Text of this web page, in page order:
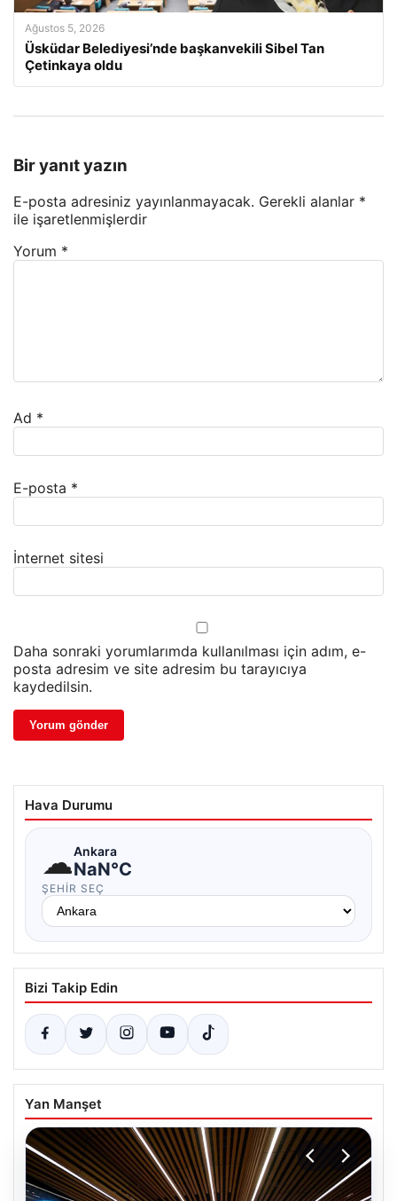
Ağustos 5, 2026
Üsküdar Belediyesi’nde başkanvekili Sibel Tan
Çetinkaya oldu
Bir yanıt yazın
E-posta adresiniz yayınlanmayacak. Gerekli alanlar *
ile işaretlenmişlerdir
Yorum *
Ad *
E-posta *
İnternet sitesi
Daha sonraki yorumlarımda kullanılması için adım, e-
posta adresim ve site adresim bu tarayıcıya
kaydedilsin.
Hava Durumu
☁Ankara
NaN°C
ŞEHIR SEÇ
Bizi Takip Edin
Yan Manşet